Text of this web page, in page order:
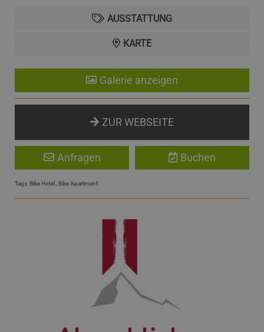
AUSSTATTUNG
KARTE
Galerie anzeigen
ZUR WEBSEITE
Anfragen Buchen
Tags: Bike Hotel Bike Apartment